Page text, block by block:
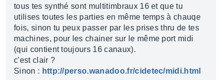
tous tes synthé sont multitimbraux 16 et que tu
utilises toutes les parties en même temps à chauqe
fois, sinon tu peux passer par les prises thru de tes
machines, pour les chainer sur le même port midi
(qui contient toujours 16 canaux).
c'est clair ?
Sinon : http://perso.wanadoo.fr/cidetec/midi.html